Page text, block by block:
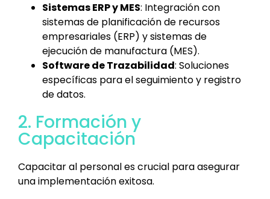
Sistemas ERP y MES: Integración con
sistemas de planificación de recursos
empresariales (ERP) y sistemas de
ejecución de manufactura (MES).
Software de Trazabilidad: Soluciones
específicas para el seguimiento y registro
de datos.
2. Formación y
Capacitación
Capacitar al personal es crucial para asegurar
una implementación exitosa.